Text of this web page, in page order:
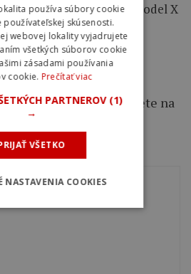
Alloy / Selle Italia Model X
predajcov nájdete na
používa súbory cookie
používateľskej skúsenosti.
webovej lokality vyjadrujete
všetkých súborov cookie
zásadami používania
cookie. Prečítať viac
PARTNEROV (1)
→
VŠETKO
NASTAVENIA COOKIES